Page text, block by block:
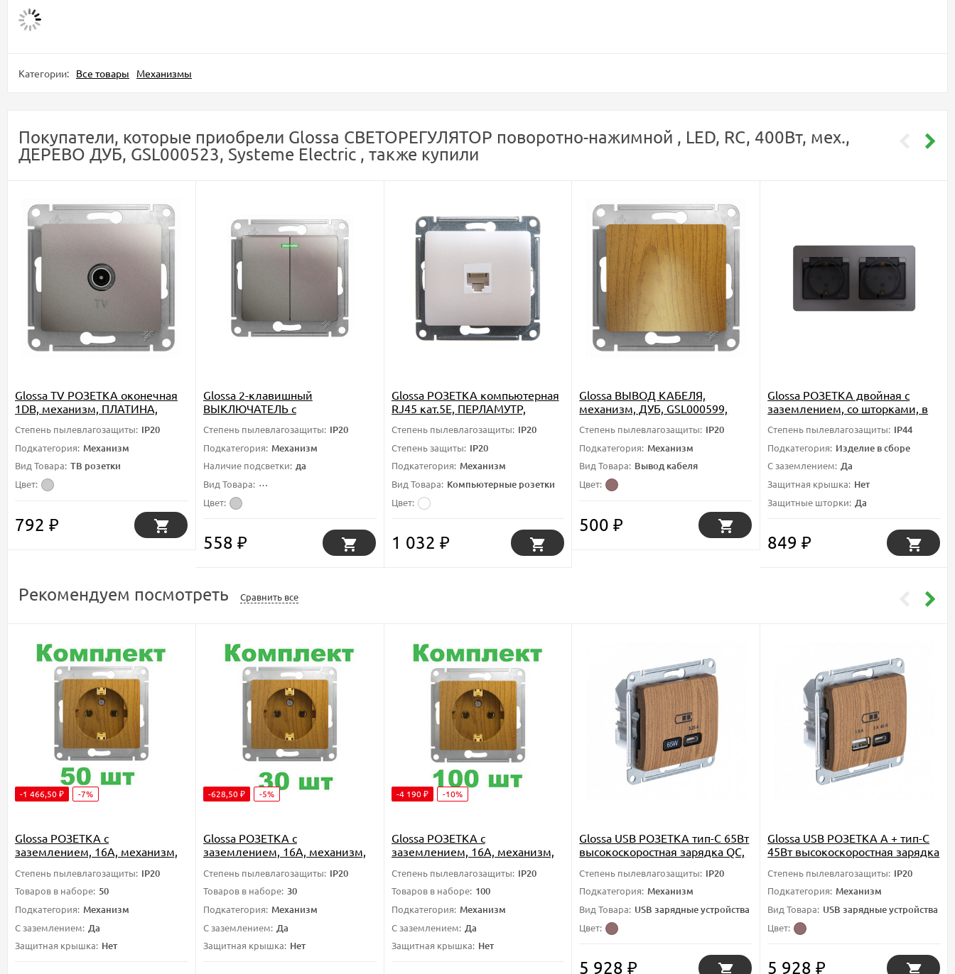
Категории: Все товары Механизмы
Покупатели, которые приобрели Glossa СВЕТОРЕГУЛЯТОР поворотно-нажимной , LED, RC, 400Вт, мех.,
ДЕРЕВО ДУБ, GSL000523, Systeme Electric , также купили
Glossa TV РОЗЕТКА оконечная
1DB, механизм, ПЛАТИНА,
Степень пылевлагозащиты: IP20
Подкатегория: Механизм
Вид Товара: ТВ розетки
Цвет:
792 ₽
Glossa 2-клавишный
ВЫКЛЮЧАТЕЛЬ с
механизм, ПЛАТИНА,
GSL001253, Systeme Electric
Степень пылевлагозащиты: IP20
Подкатегория: Механизм
Наличие подсветки: да
Вид Товара: Выключатели 2-клавишные
Цвет:
558 ₽
Glossa РОЗЕТКА компьютерная
RJ45 кат.5Е, ПЕРЛАМУТР,
Степень пылевлагозащиты: IP20
Степень защиты: IP20
Подкатегория: Механизм
Вид Товара: Компьютерные розетки
Цвет:
1 032 ₽
Glossa ВЫВОД КАБЕЛЯ,
механизм, ДУБ, GSL000599,
Степень пылевлагозащиты: IP20
Подкатегория: Механизм
Вид Товара: Вывод кабеля
Цвет:
500₽
Glossa РОЗЕТКА двойная с
заземлением, со шторками, в
GSL001347, Systeme Electric
Степень пылевлагозащиты: IP44
Подкатегория: Изделие в сборе
С заземлением: Да
Защитная крышка: Нет
Защитные шторки: Да
849₽
Рекомендуем посмотреть Сравнить все
-1 466,50 ₽ -7%
Glossa РОЗЕТКА с
заземлением, 16А, механизм,
Systeme Electric, комплект из
50 штук
Степень пылевлагозащиты: IP20
Товаров в наборе: 50
Подкатегория: Механизм
С заземлением: Да
Защитная крышка: Нет
-628,50 ₽ -5%
Glossa РОЗЕТКА с
заземлением, 16А, механизм,
Systeme Electric, комплект из
30 штук
Степень пылевлагозащиты: IP20
Товаров в наборе: 30
Подкатегория: Механизм
С заземлением: Да
Защитная крышка: Нет
-4 190 ₽ -10%
Glossa РОЗЕТКА с
заземлением, 16А, механизм,
Systeme Electric, комплект из
100 штук
Степень пылевлагозащиты: IP20
Товаров в наборе: 100
Подкатегория: Механизм
С заземлением: Да
Защитная крышка: Нет
Glossa USB РОЗЕТКА тип-C 65Вт
высокоскоростная зарядка QC,
GSL000527, Systeme Electric
Степень пылевлагозащиты: IP20
Подкатегория: Механизм
Вид Товара: USB зарядные устройства
Цвет:
5 928₽
Glossa USB РОЗЕТКА А + тип-С
45Вт высокоскоростная зарядка
GSL000529, Systeme Electric
Степень пылевлагозащиты: IP20
Подкатегория: Механизм
Вид Товара: USB зарядные устройства
Цвет:
5 928₽